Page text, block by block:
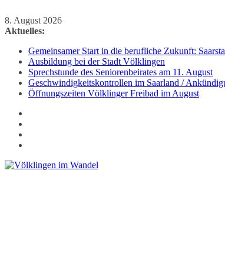
Zum
Inhalt
8. August 2026
Aktuelles:
Gemeinsamer Start in die berufliche Zukunft:
Ausbildung bei der Stadt Völklingen
Sprechstunde des Seniorenbeirates am 11. August
Geschwindigkeitskontrollen im Saarland /
Öffnungszeiten Völklinger Freibad im August